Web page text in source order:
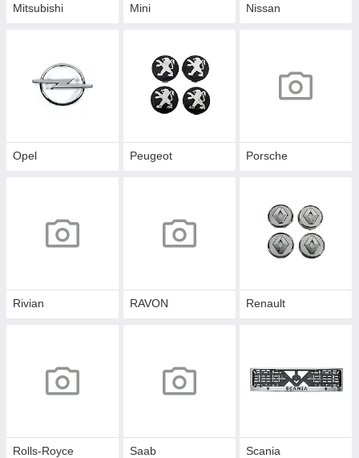
Mitsubishi Mini Nissan
Opel Peugeot Porsche
Rivian RAVON Renault
Rolls-Royce Saab Scania